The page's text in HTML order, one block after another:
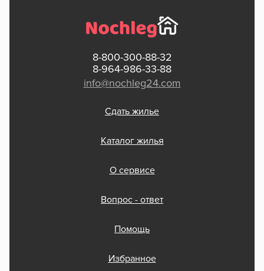
8-800-300-88-32
8-964-986-33-88
info@nochleg24.com
Сдать жилье
Каталог жилья
О сервисе
Вопрос - ответ
Помощь
Избранное